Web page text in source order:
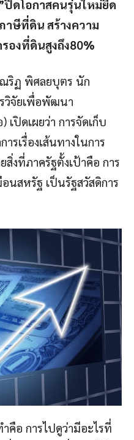
ปิดโอกาสคนรุ่นใหม่ยืด
าษีที่ดิน สร้างความ
องที่ดินสูงถึง80%
ริฏ พิศลยบุตร นัก
วิจัยเพื่อพัฒนา
เปิดเผยว่า การจัดเก็บ
รเรื่องเส้นทางในการ
งที่ภาครัฐตั้งเป้าคือ การ
นสหรัฐ เป็นรัฐสวัสดิการ
คือ การไปดูว่ามีอะไรที่